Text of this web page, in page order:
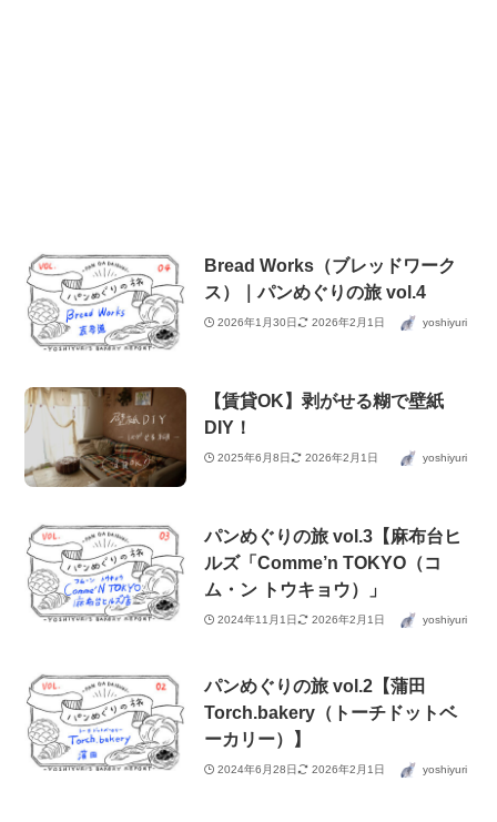
Bread Works（ブレッドワーク
ス）｜パンめぐりの旅 vol.4
2026年1月30日 2026年2月1日 yoshiyuri
【賃貸OK】剥がせる糊で壁紙
DIY！
2025年6月8日 2026年2月1日 yoshiyuri
パンめぐりの旅 vol.3【麻布台ヒ
ルズ「Comme’n TOKYO（コ
ム・ン トウキョウ）」
2024年11月1日 2026年2月1日 yoshiyuri
パンめぐりの旅 vol.2【蒲田
Torch.bakery（トーチドットベ
ーカリー）】
2024年6月28日 2026年2月1日 yoshiyuri